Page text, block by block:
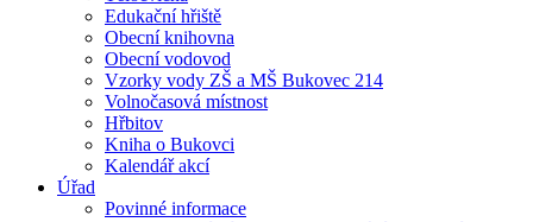
Edukační hřiště
Obecní knihovna
Obecní vodovod
Vzorky vody ZŠ a MŠ Bukovec 214
Volnočasová místnost
Hřbitov
Kniha o Bukovci
Kalendář akcí
Úřad
Povinné informace